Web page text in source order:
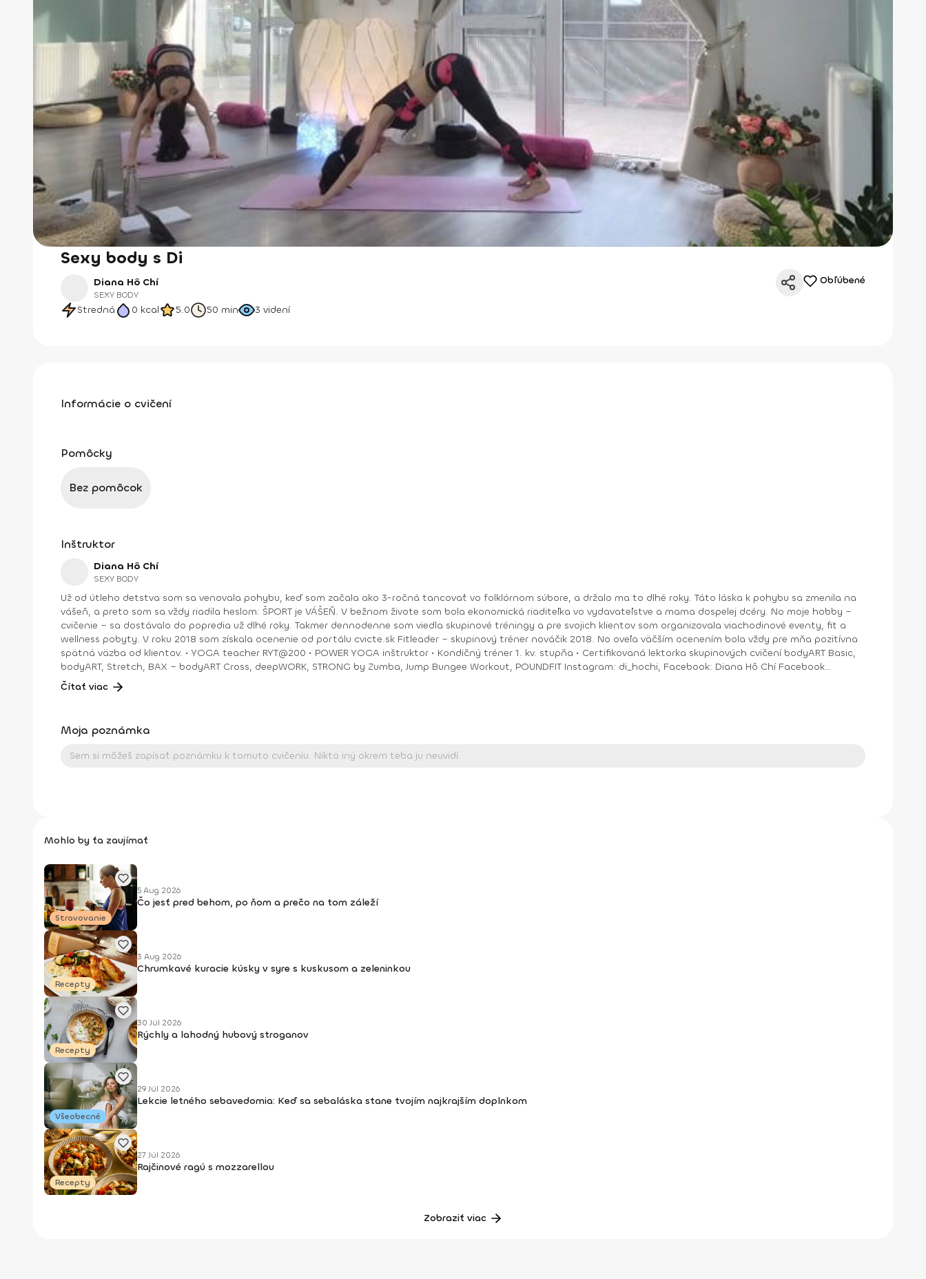
Sexy body s Di
Diana Hô Chí
SEXY BODY
Stredná 0 kcal 5.0 50 min 3 videní
Obľúbené
Informácie o cvičení
Pomôcky
Bez pomôcok
Inštruktor
Diana Hô Chí
SEXY BODY
Už od útleho detstva som sa venovala pohybu, keď som začala ako 3-ročná tancovať vo folklórnom súbore, a držalo ma to dlhé roky. Táto láska k pohybu sa zmenila na
vášeň, a preto som sa vždy riadila heslom: ŠPORT je VÁŠEŇ. V bežnom živote som bola ekonomická riaditeľka vo vydavateľstve a mama dospelej dcéry. No moje hobby –
cvičenie – sa dostávalo do popredia už dlhé roky. Takmer dennodenne som viedla skupinové tréningy a pre svojich klientov som organizovala viachodinové eventy, fit a
wellness pobyty. V roku 2018 som získala ocenenie od portálu cvicte.sk Fitleader – skupinový tréner nováčik 2018. No oveľa väčším ocenením bola vždy pre mňa pozitívna
spätná väzba od klientov. • YOGA teacher RYT@200 • POWER YOGA inštruktor • Kondičný tréner 1. kv. stupňa • Certifikovaná lektorka skupinových cvičení bodyART Basic,
bodyART, Stretch, BAX – bodyART Cross, deepWORK, STRONG by Zumba, Jump Bungee Workout, POUNDFIT Instagram: di_hochi, Facebook: Diana Hô Chí Facebook
skupina: ŠPORT je VÁŠEŇ
Čítať viac
Moja poznámka
Mohlo by ťa zaujímať
Stravovanie
5 Aug 2026
Čo jesť pred behom, po ňom a prečo na tom záleží
Recepty
3 Aug 2026
Chrumkavé kuracie kúsky v syre s kuskusom a zeleninkou
Recepty
30 Júl 2026
Rýchly a lahodný hubový stroganov
Všeobecné
29 Júl 2026
Lekcie letného sebavedomia: Keď sa sebaláska stane tvojím najkrajším doplnkom
Recepty
27 Júl 2026
Rajčinové ragú s mozzarellou
Zobraziť viac